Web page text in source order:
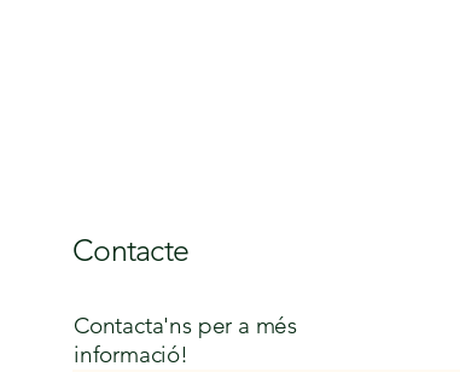
Contacte
Contacta'ns per a més
informació!